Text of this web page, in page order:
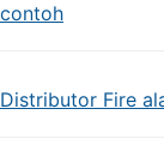
contoh
Distributor Fire